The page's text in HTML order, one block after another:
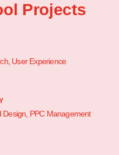
Projects
User Experience
Design, PPC Management